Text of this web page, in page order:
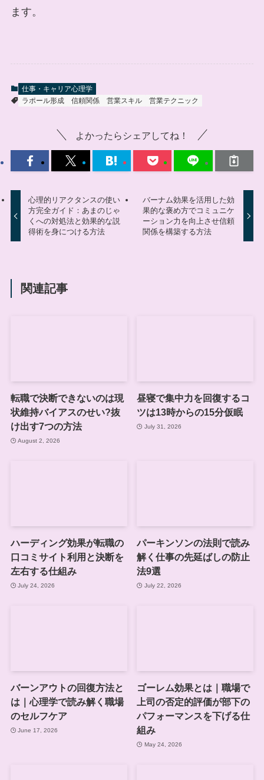
ます。
仕事・キャリア心理学
ラポール形成
信頼関係 営業スキル 営業テクニック
よかったらシェアしてね！
心理的リアクタンスの使い
方完全ガイド：あまのじゃ
くへの対処法と効果的な説
得術を身につける方法
バーナム効果を活用した効
果的な褒め方でコミュニケ
ーション力を向上させ信頼
関係を構築する方法
関連記事
転職で決断できないのは現
状維持バイアスのせい?抜
け出す7つの方法
August 2, 2026
昼寝で集中力を回復するコ
ツは13時からの15分仮眠
July 31, 2026
ハーディング効果が転職の
口コミサイト利用と決断を
左右する仕組み
July 24, 2026
パーキンソンの法則で読み
解く仕事の先延ばしの防止
法9選
July 22, 2026
バーンアウトの回復方法と
は｜心理学で読み解く職場
のセルフケア
June 17, 2026
ゴーレム効果とは｜職場で
上司の否定的評価が部下の
パフォーマンスを下げる仕
組み
May 24, 2026